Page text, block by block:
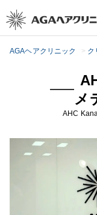
AGAヘアクリニック ク
メ
AHC